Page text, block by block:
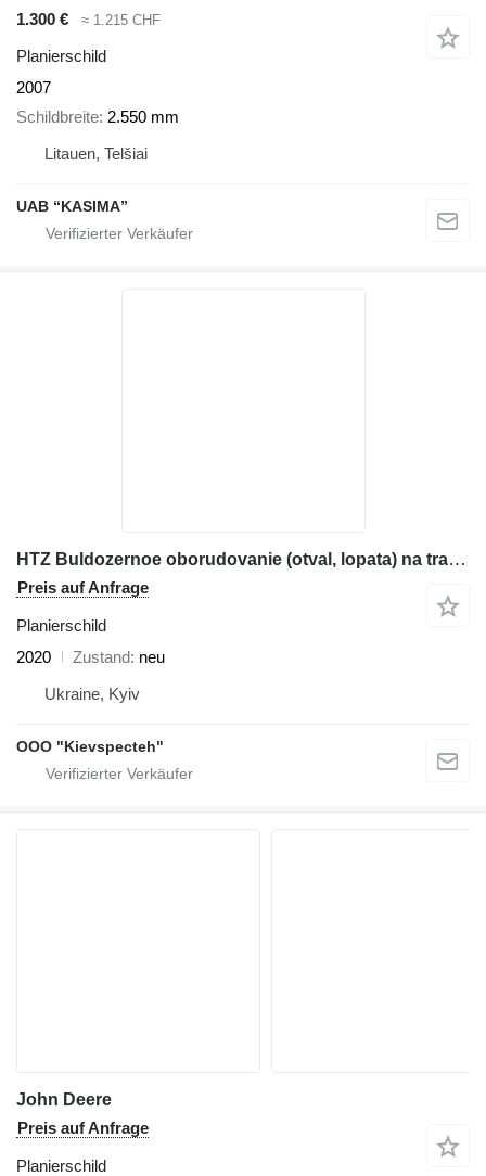
1.300 € ≈ 1.215 CHF
Planierschild
2007
Schildbreite 2.550 mm
Litauen, Telšiai
UAB “KASIMA”
HTZ Buldozernoe oborudovanie (otval, lopata) na traktorah HTZ 150K
Preis auf Anfrage
Planierschild
2020
Zustand neu
Ukraine, Kyiv
OOO "Kievspecteh"
John Deere
Preis auf Anfrage
Planierschild